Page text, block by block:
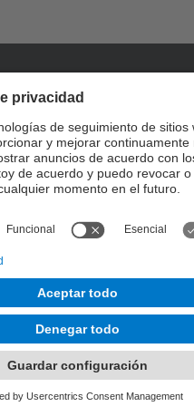
con
Mapa del Sitio
Configuración de privacidad